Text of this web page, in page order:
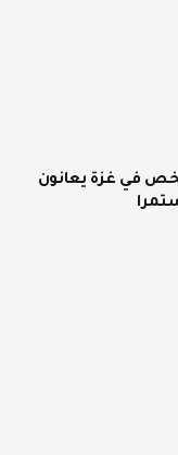
42 ألف شخص في غزة يعانون